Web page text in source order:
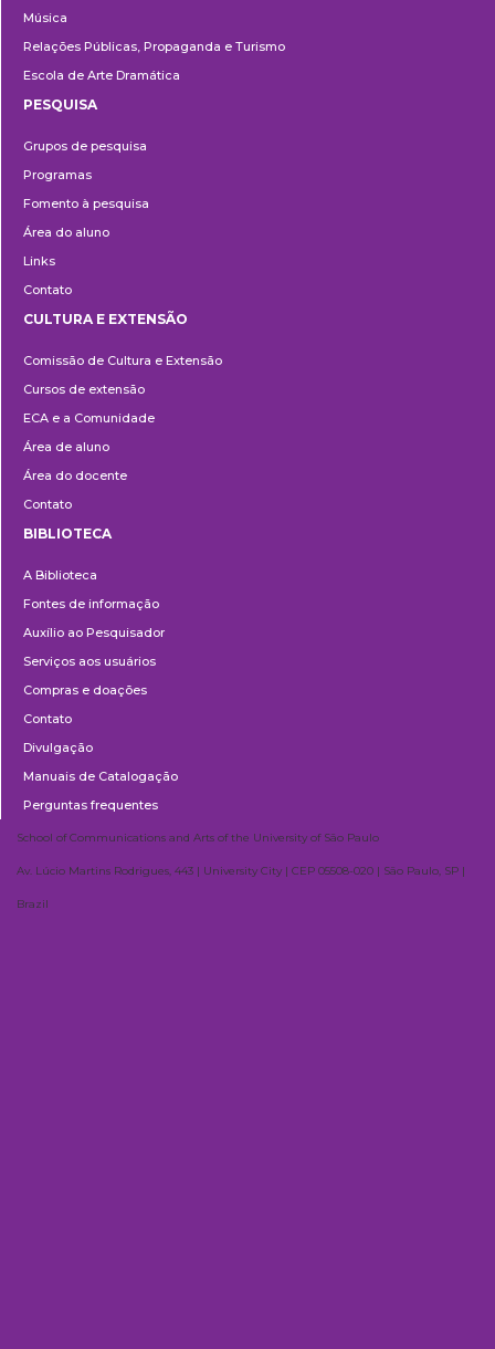
Música
Relações Públicas, Propaganda e Turismo
Escola de Arte Dramática
PESQUISA
Grupos de pesquisa
Programas
Fomento à pesquisa
Área do aluno
Links
Contato
e
Extensão
CULTURA E EXTENSÃO
Comissão de Cultura e Extensão
Cursos de extensão
ECA e a Comunidade
Área de aluno
Área do docente
Contato
BIBLIOTECA
A Biblioteca
Fontes de informação
Auxílio ao Pesquisador
Serviços aos usuários
Compras e doações
Contato
Divulgação
Manuais de Catalogação
Perguntas frequentes
School of Communications and Arts of the University of São Paulo
Av. Lúcio Martins Rodrigues, 443 | University City | CEP 05508-020 | São Paulo, SP |
Brazil